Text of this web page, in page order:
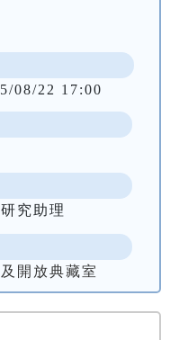
08/22 17:00
究助理
開放典藏室